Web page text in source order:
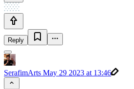
Reply
SerafimArts May 29 2023 at 13:46